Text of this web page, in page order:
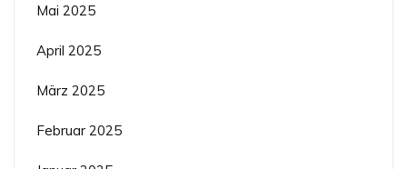
Mai 2025
April 2025
März 2025
Februar 2025